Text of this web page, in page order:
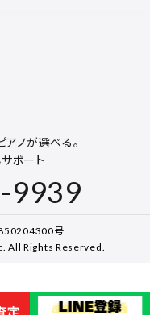
アノが選べる。
ポート
9939
号
All Rights Reserved.